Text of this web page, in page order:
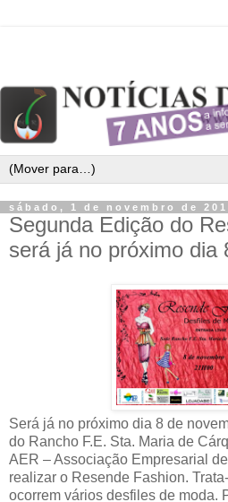
sábado, 1 de novembro de
Segunda Edição do
será já no próximo dia
Será já no próximo dia 8 de
do Rancho F.E. Sta. Maria de
AER – Associação Empresarial
realizar o Resende Fashion.
ocorrem vários desfiles de moda.